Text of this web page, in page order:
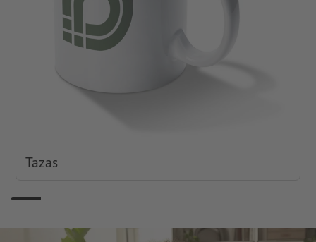
Tazas